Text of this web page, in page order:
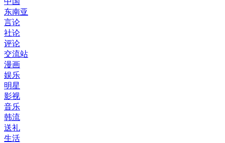
东南亚
言论
社论
评论
交流站
漫画
娱乐
明星
影视
音乐
韩流
送礼
生活